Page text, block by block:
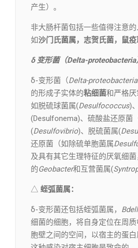
产生）。
非大肠杆菌包括一些值得注意
如沙门氏菌属，志贺氏菌，鼠
δ 变形菌（Delta-proteobacteria
δ-变形菌（Delta-proteobacteria
的形成子实体的粘细菌和严格厌
如脱硫球菌属(Desulfococcus)
(Desulfonema)、硫酸盐还原菌
(Desulfovibrio)、脱硫菌属(
还原菌（如除硫单胞菌属
及具有其它生理特征的厌氧细
的Geobacter和互营菌属(
△ 蛭弧菌属：
δ-变形菌还包括蛭弧菌属，
细菌的细胞，将自身定位在周
胞壁之间的空间，以宿主的蛋白